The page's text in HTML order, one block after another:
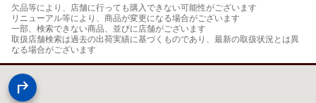
欠品等により、店舗に行っても購入できない可能性がございます
リニューアル等により、商品が変更になる場合がございます
一部、検索できない商品、並びに店舗がございます
取扱店舗検索は過去の出荷実績に基づくものであり、最新の取扱状況とは異
なる場合がございます